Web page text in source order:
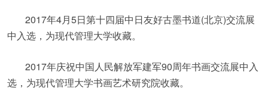
2017年4月5日第十四届中日友好古墨书道(北京)交流展
中入选，为现代管理大学收藏。
2017年庆祝中国人民解放军建军90周年书画交流展中入
选，为现代管理大学书画艺术研究院收藏。